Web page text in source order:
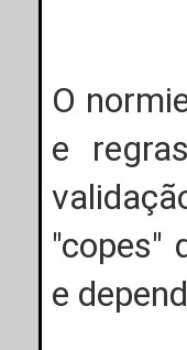
O
e
"copes"
e